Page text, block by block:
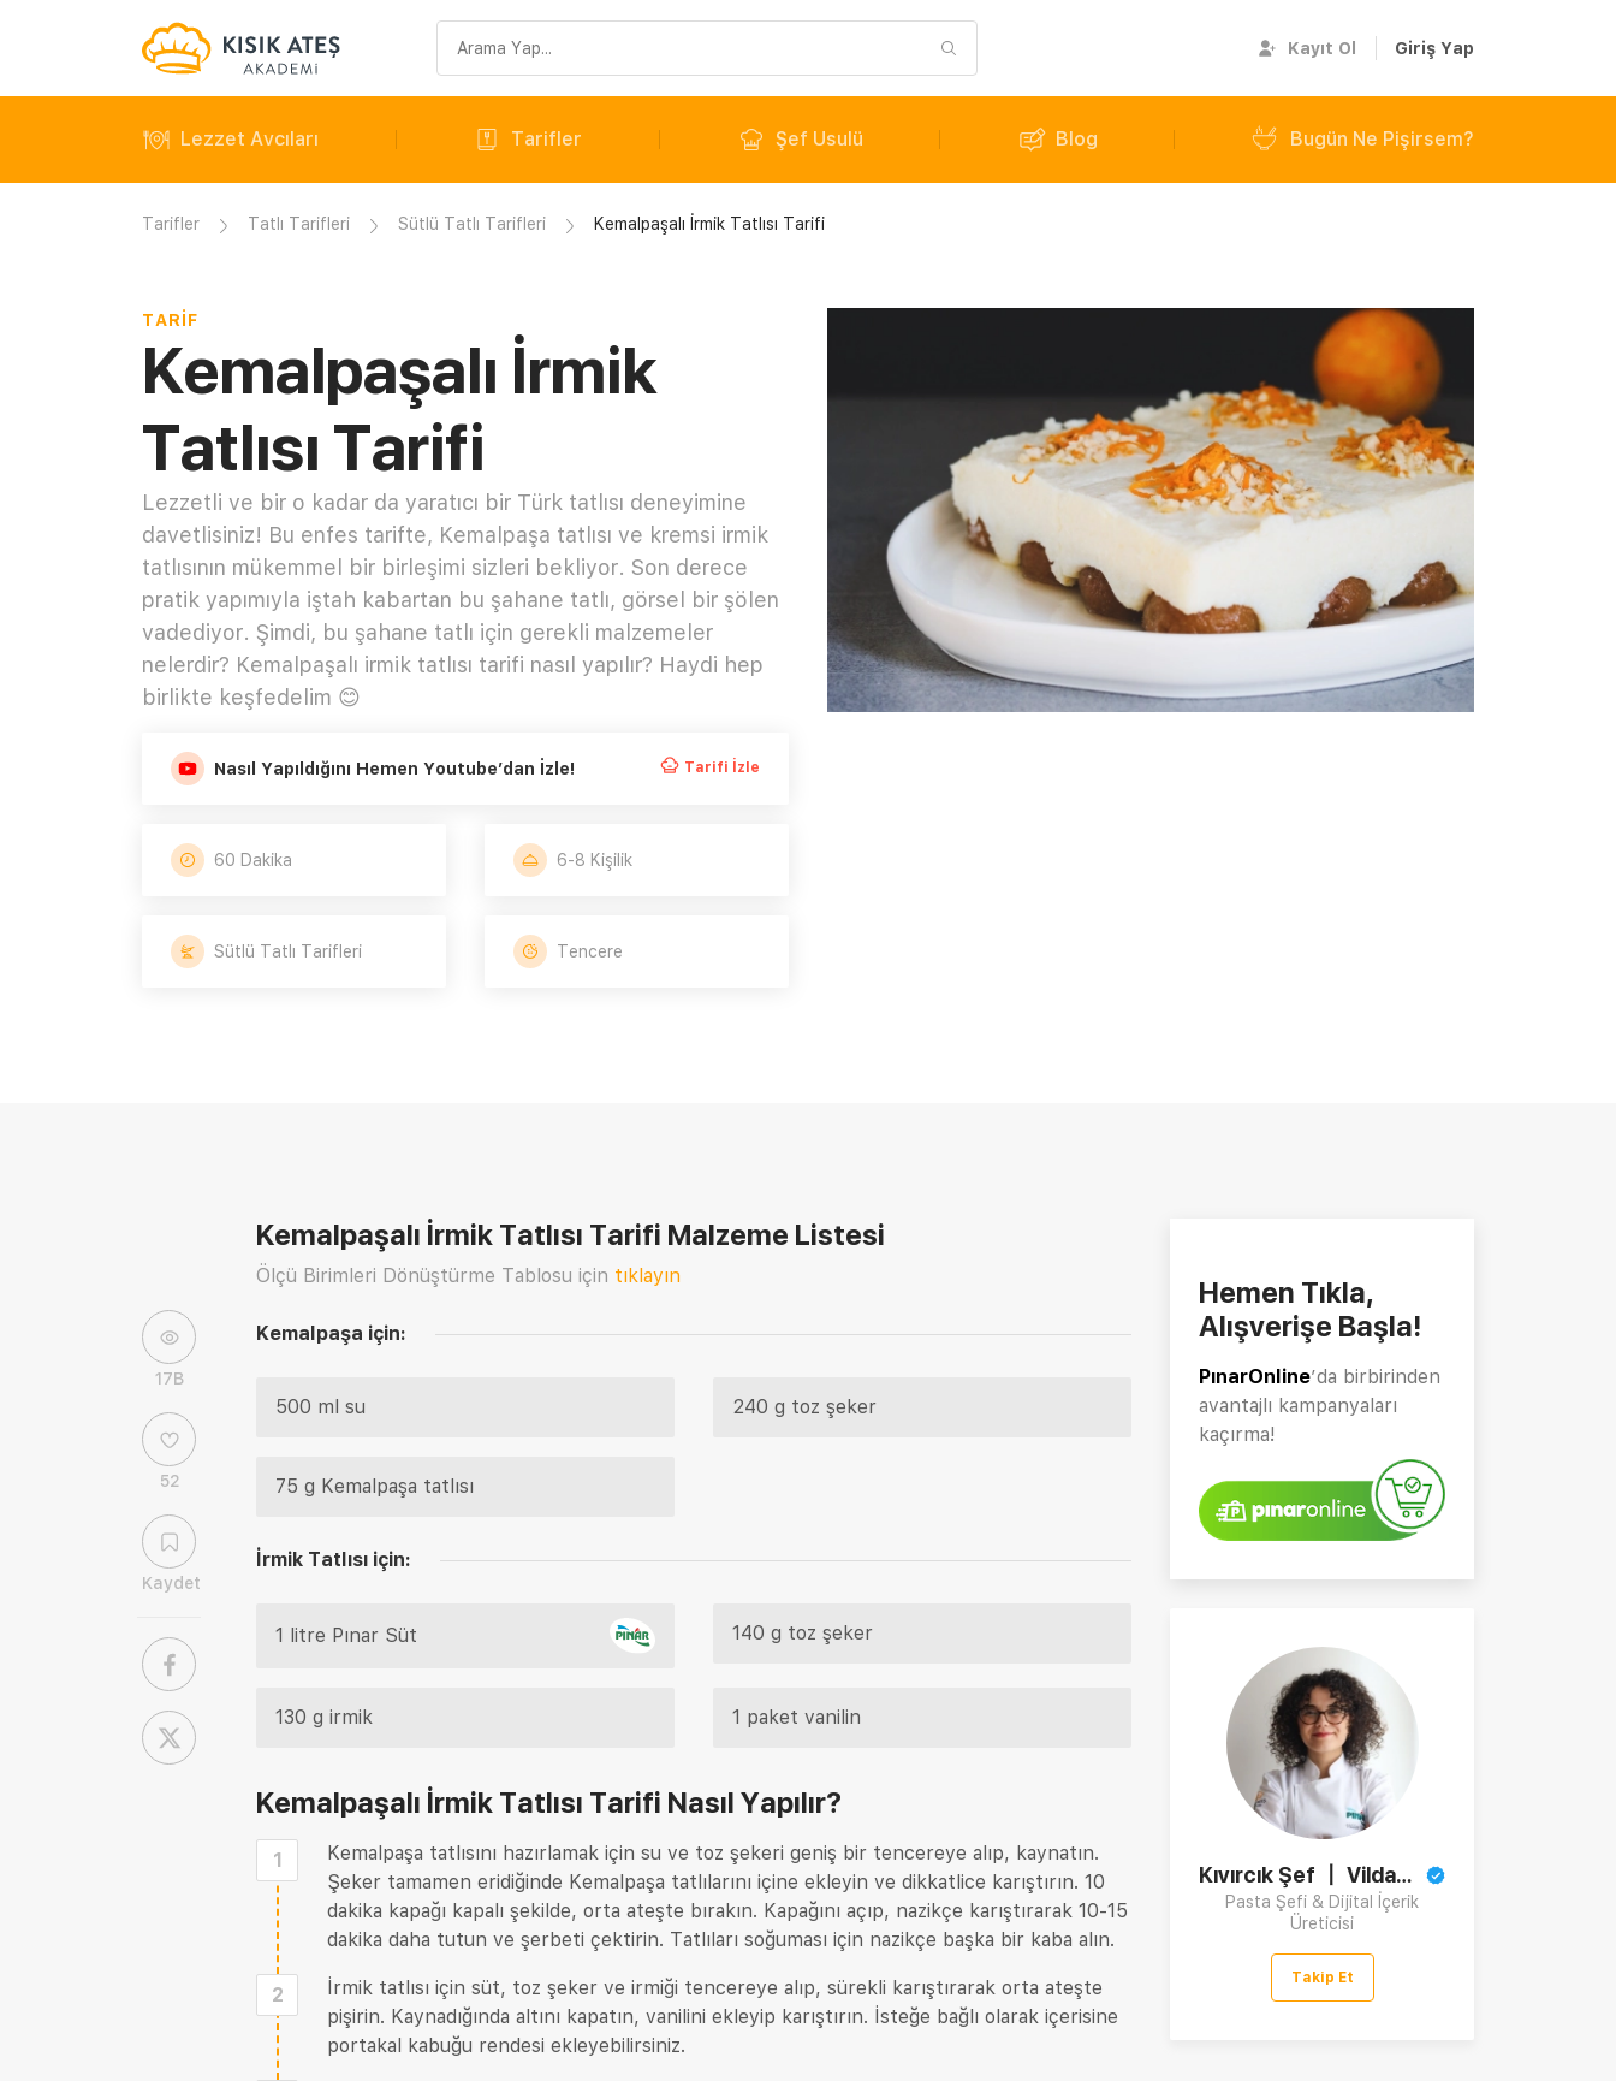
sorgusu
Kayıt Ol Giriş Yap
Lezzet Avcıları Tarifler Şef Usulü Blog Bugün Ne Pişirsem?
Tarifler Tatlı Tarifleri Sütlü Tatlı Tarifleri Kemalpaşalı İrmik Tatlısı Tarifi
TARIF
Kemalpaşalı İrmik
Tatlısı Tarifi
Lezzetli ve bir o kadar da yaratıcı bir Türk tatlısı deneyimine
davetlisiniz! Bu enfes tarifte, Kemalpaşa tatlısı ve kremsi irmik
tatlısının mükemmel bir birleşimi sizleri bekliyor. Son derece
pratik yapımıyla iştah kabartan bu şahane tatlı, görsel bir şölen
vadediyor. Şimdi, bu şahane tatlı için gerekli malzemeler
nelerdir? Kemalpaşalı irmik tatlısı tarifi nasıl yapılır? Haydi hep
birlikte keşfedelim 😊
Nasıl Yapıldığını Hemen Youtube’dan İzle! Tarifi İzle
60 Dakika 6-8 Kişilik
Sütlü Tatlı Tarifleri Tencere
17B
52
Kaydet
Kemalpaşalı İrmik Tatlısı Tarifi Malzeme Listesi
Ölçü Birimleri Dönüştürme Tablosu için tıklayın
Kemalpaşa için:
500 ml su 240 g toz şeker
75 g Kemalpaşa tatlısı
İrmik Tatlısı için:
1 litre Pınar Süt 140 g toz şeker
130 g irmik 1 paket vanilin
Kemalpaşalı İrmik Tatlısı Tarifi Nasıl Yapılır?
1
Kemalpaşa tatlısını hazırlamak için su ve toz şekeri geniş bir tencereye alıp, kaynatın.
Şeker tamamen eridiğinde Kemalpaşa tatlılarını içine ekleyin ve dikkatlice karıştırın. 10
dakika kapağı kapalı şekilde, orta ateşte bırakın. Kapağını açıp, nazikçe karıştırarak 10-15
dakika daha tutun ve şerbeti çektirin. Tatlıları soğuması için nazikçe başka bir kaba alın.
2
İrmik tatlısı için süt, toz şeker ve irmiği tencereye alıp, sürekli karıştırarak orta ateşte
pişirin. Kaynadığında altını kapatın, vanilini ekleyip karıştırın. İsteğe bağlı olarak içerisine
portakal kabuğu rendesi ekleyebilirsiniz.
Hemen Tıkla,
Alışverişe Başla!
PınarOnline’da birbirinden
avantajlı kampanyaları
kaçırma!
Kıvırcık Şef 〡 Vildan Tünay
Pasta Şefi & Dijital İçerik
Üreticisi
Takip Et